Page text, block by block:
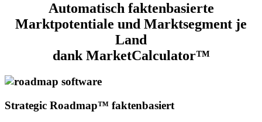
Automatisch faktenbasierte
Marktpotentiale und Marktsegment je
Land
dank MarketCalculator™
Strategic Roadmap™ faktenbasiert